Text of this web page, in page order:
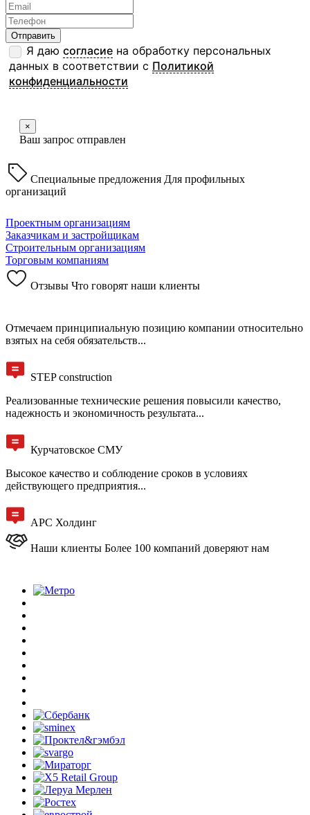
Я даю согласие на обработку персональных
данных в соответствии с Политикой
конфиденциальности
×
Ваш запрос отправлен
Специальные предложения Для профильных
организаций
Проектным организациям
Заказчикам и застройщикам
Строительным организациям
Торговым компаниям
Отзывы Что говорят наши клиенты
Отмечаем принципиальную позицию компании относительно
взятых на себя обязательств...
STEP construction
Реализованные технические решения повысили качество,
надежность и экономичность результата...
Курчатовское СМУ
Высокое качество и соблюдение сроков в условиях
действующего предприятия...
АРС Холдинг
Наши клиенты Более 100 компаний доверяют нам